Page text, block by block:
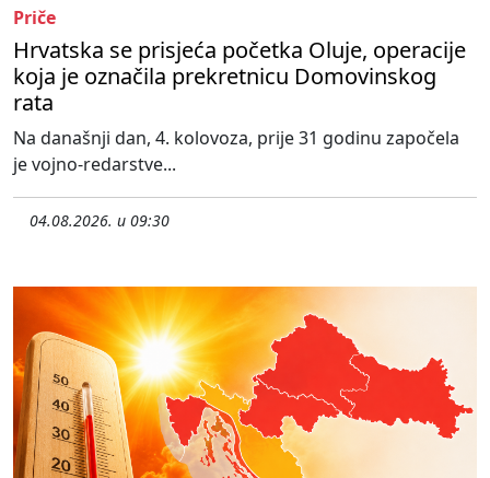
Priče
Hrvatska se prisjeća početka Oluje, operacije
koja je označila prekretnicu Domovinskog
rata
Na današnji dan, 4. kolovoza, prije 31 godinu započela
je vojno-redarstve...
04.08.2026. u 09:30